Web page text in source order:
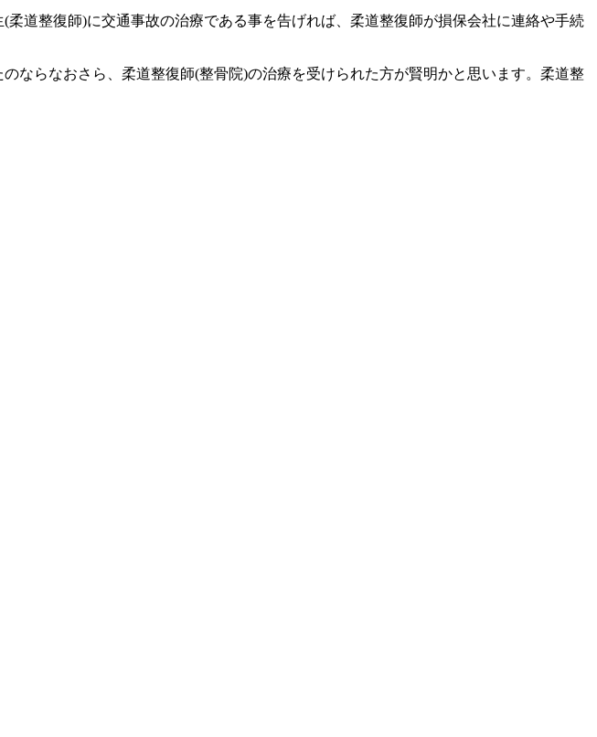
道整復師)に交通事故の治療である事を告げれば、柔道整復師が損保会社に連絡や手続
ならなおさら、柔道整復師(整骨院)の治療を受けられた方が賢明かと思います。柔道整